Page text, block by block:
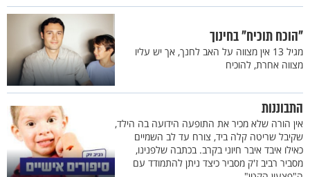
"הוכח תוכיח" בחינוך
מגיל 13 אין מצווה על האב לחנך, אך יש עליו
מצווה אחרת, להוכיח
התבוננות
אין הורה שלא מכיר את התופעה הידועה בה הילד,
שקיבל שריטה קלה ביד, צורח עד לב השמיים
כאילו איבד איבר חיוני בקרב. בכתבה שלפנינו,
מסביר רביב ז'ק מסביר כיצד ניתן להתמודד עם